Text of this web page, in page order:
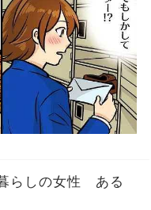
らしの女性 ある